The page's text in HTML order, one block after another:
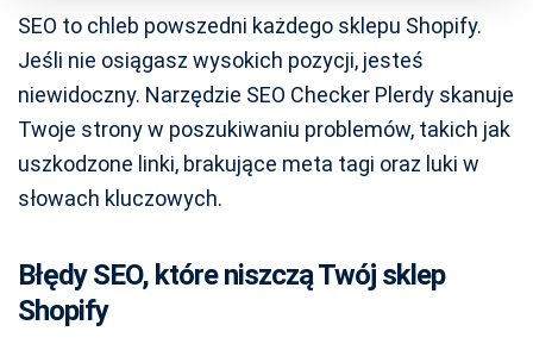
SEO to chleb powszedni każdego sklepu Shopify.
Jeśli nie osiągasz wysokich pozycji, jesteś
niewidoczny. Narzędzie SEO Checker Plerdy skanuje
Twoje strony w poszukiwaniu problemów, takich jak
uszkodzone linki, brakujące meta tagi oraz luki w
słowach kluczowych.
Błędy SEO, które niszczą Twój sklep
Shopify